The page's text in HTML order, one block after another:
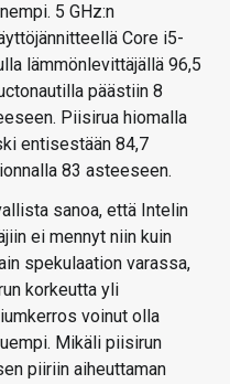
5 GHz:n
Core i5-
lämmönlevittäjällä 96,5
päästiin 8
Piisirua hiomalla
entisestään 84,7
83 asteeseen.
sanoa, että Intelin
ei mennyt niin kuin
spekulaation varassa,
korkeutta yli
voinut olla
Mikäli piisirun
piiriin aiheuttaman